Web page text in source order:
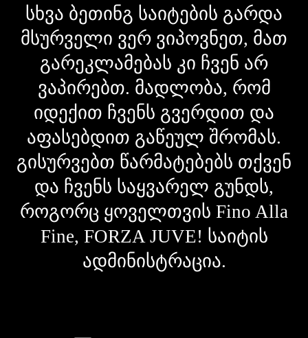
სხვა ბეთინგ საიტების გარდა
მსურველი ვერ ვიპოვნეთ, მათ
გარეკლამებას კი ჩვენ არ
ვაპირებთ. მადლობა, რომ
იდექით ჩვენს გვერდით და
აფასებდით გაწეულ შრომას.
გისურვებთ წარმატებებს თქვენ
და ჩვენს საყვარელ გუნდს,
როგორც ყოველთვის Fino Alla
Fine, FORZA JUVE! საიტის
ადმინისტრაცია.